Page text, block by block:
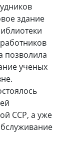
здание
позволила
ученых
ССР, а уже